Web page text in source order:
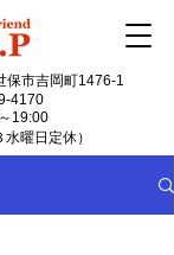
保市吉岡町1476-1
4170
19:00
水曜日定休）